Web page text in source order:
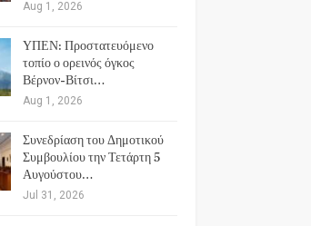
Aug 1, 2026
ΥΠΕΝ: Προστατευόμενο
τοπίο ο ορεινός όγκος
Βέρνον-Βίτσι…
Aug 1, 2026
Συνεδρίαση του Δημοτικού
Συμβουλίου την Τετάρτη 5
Αυγούστου…
Jul 31, 2026